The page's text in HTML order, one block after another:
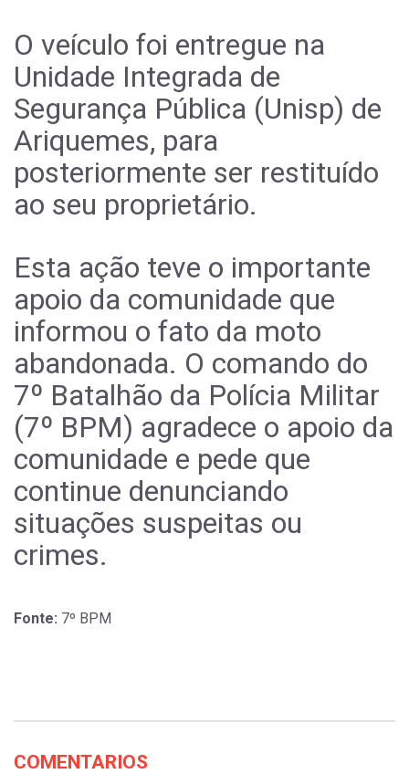
O veículo foi entregue na
Unidade Integrada de
Segurança Pública (Unisp) de
Ariquemes, para
posteriormente ser restituído
ao seu proprietário.
Esta ação teve o importante
apoio da comunidade que
informou o fato da moto
abandonada. O comando do
7º Batalhão da Polícia Militar
(7º BPM) agradece o apoio da
comunidade e pede que
continue denunciando
situações suspeitas ou
crimes.
Fonte: 7º BPM
COMENTARIOS